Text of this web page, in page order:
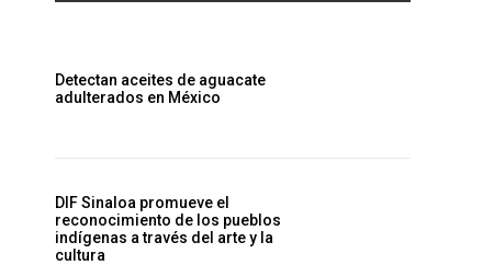
Detectan aceites de aguacate
adulterados en México
DIF Sinaloa promueve el
reconocimiento de los pueblos
indígenas a través del arte y la
cultura